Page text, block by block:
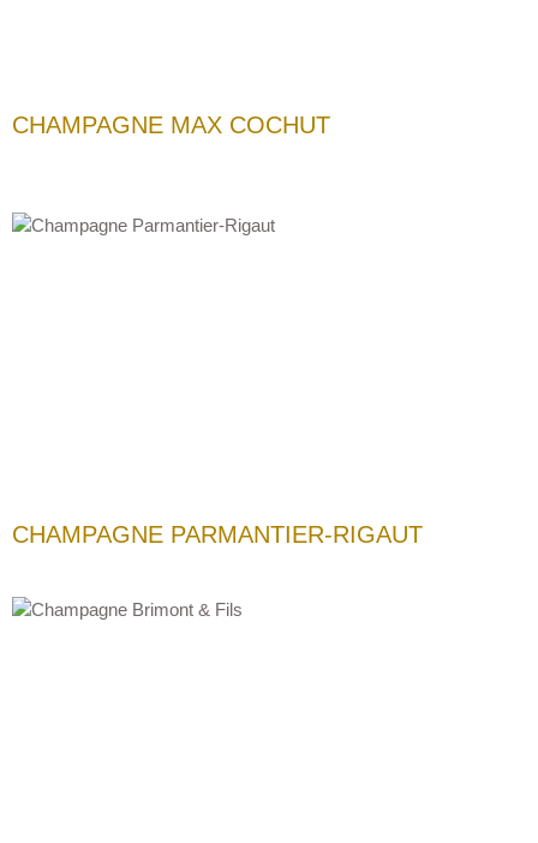
CHAMPAGNE MAX COCHUT
CHAMPAGNE PARMANTIER-RIGAUT